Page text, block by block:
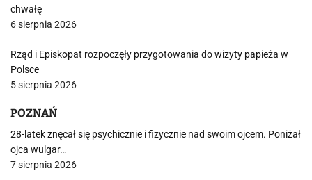
chwałę
6 sierpnia 2026
Rząd i Episkopat rozpoczęły przygotowania do wizyty papieża w
Polsce
5 sierpnia 2026
POZNAŃ
28-latek znęcał się psychicznie i fizycznie nad swoim ojcem. Poniżał
ojca wulgar…
7 sierpnia 2026